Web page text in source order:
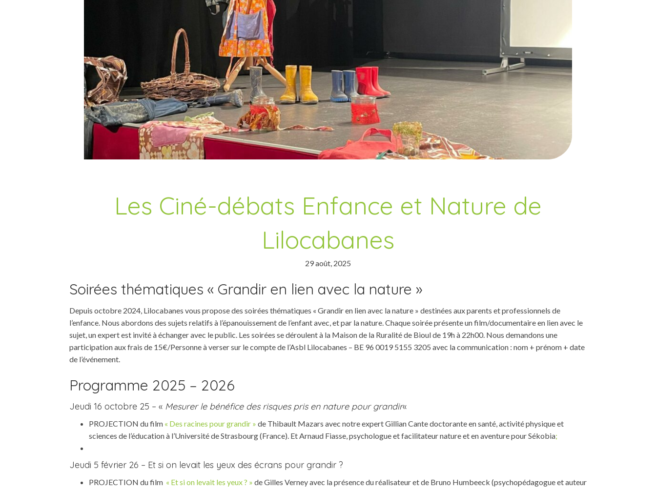
Les Ciné-débats Enfance et Nature de
Lilocabanes
29 août, 2025
Soirées thématiques « Grandir en lien avec la nature »
Depuis octobre 2024, Lilocabanes vous propose des soirées thématiques « Grandir en lien avec la nature » destinées aux parents et professionnels de
l’enfance. Nous abordons des sujets relatifs à l’épanouissement de l’enfant avec, et par la nature. Chaque soirée présente un film/documentaire en lien avec le
sujet, un expert est invité à échanger avec le public. Les soirées se déroulent à la Maison de la Ruralité de Bioul de 19h à 22h00. Nous demandons une
participation aux frais de 15€/Personne à verser sur le compte de l’Asbl Lilocabanes – BE 96 0019 5155 3205 avec la communication : nom + prénom + date
de l’événement.
Programme 2025 – 2026
Jeudi 16 octobre 25 – « Mesurer le bénéfice des risques pris en nature pour grandir«
PROJECTION du film « Des racines pour grandir » de Thibault Mazars avec notre expert Gillian Cante doctorante en santé, activité physique et
sciences de l’éducation à l’Université de Strasbourg (France). Et Arnaud Fiasse, psychologue et facilitateur nature et en aventure pour Sékobia;
Jeudi 5 février 26 – Et si on levait les yeux des écrans pour grandir ?
PROJECTION du film « Et si on levait les yeux ? » de Gilles Verney avec la présence du réalisateur et de Bruno Humbeeck (psychopédagogue et auteur